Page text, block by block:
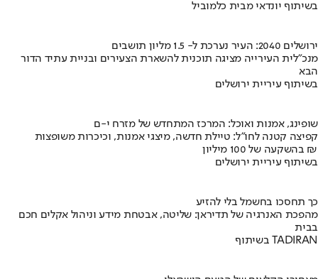
בשיתוף יונדאי מבית כלמוביל
ירושלים 2040: העיר נערכת ל- 1.5 מליון תושבים
מנכ"לית העירייה מציגה תוכנית להשארת הצעירים ובניית עתיד הדור
הבא
בשיתוף עיריית ירושלים
שופינג, אמנות ואוכל: המרכז המתחדש של מזרח י-ם
קפיצה קטנה לחו"ל: טיילת חדשה, מיצגי אמנות, וכיכרות משופצות
בהשקעה של 100 מיליון ₪
בשיתוף עיריית ירושלים
כך תחסכו בחשמל בלי להזיע
מהפכת האנרגיה של תדיראן: שליטה, אבטחת מידע וניהול אקלים חכם
בבית
בשיתוף TADIRAN